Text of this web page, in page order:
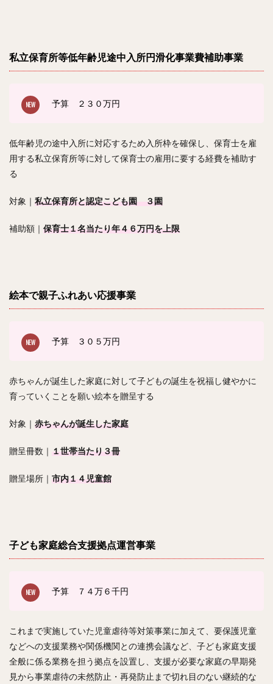
私立保育所等低年齢児途中入所円滑化事業費補助事業
予算 ２３０万円
低年齢児の途中入所に対応するため入所枠を確保し、保育士を雇
用する私立保育所等に対して保育士の雇用に要する経費を補助す
る
対象｜ 私立保育所と認定こども園 ３園
補助額｜ 保育士１名当たり年４６万円を上限
絵本で親子ふれあい応援事業
予算 ３０５万円
赤ちゃんが誕生した家庭に対して子どもの誕生を祝福し健やかに
育っていくことを願い絵本を贈呈する
対象｜ 赤ちゃんが誕生した家庭
贈呈冊数｜ １世帯当たり３冊
贈呈場所｜ 市内１４児童館
子ども家庭総合支援拠点運営事業
予算 ７４万６千円
これまで実施していた児童虐待等対策事業に加えて、要保護児童
などへの支援業務や関係機関との連携会議など、子ども家庭支援
全般に係る業務を担う拠点を設置し、支援が必要な家庭の早期発
見から事業虐待の未然防止・再発防止まで切れ目のない継続的な